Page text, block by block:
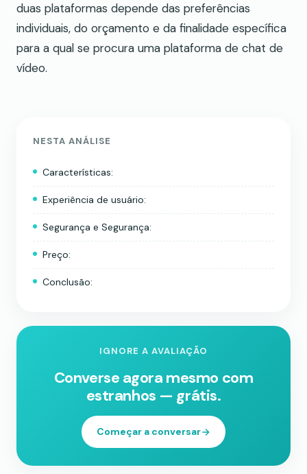
duas plataformas depende das preferências
individuais, do orçamento e da finalidade específica
para a qual se procura uma plataforma de chat de
vídeo.
NESTA ANÁLISE
Características:
Experiência de usuário:
Segurança e Segurança:
Preço:
Conclusão:
IGNORE A AVALIAÇÃO
Converse agora mesmo com
estranhos — grátis.
Começar a conversar